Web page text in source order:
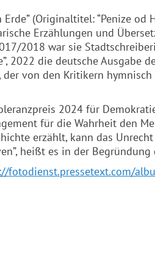
(Originaltitel: “Penize od
Erzählungen und
2018 war sie
2022 die deutsche Ausgabe
der von den Kritikern
2024 für
für die Wahrheit den
erzählt, kann das
heißt es in der Begründung
fotodienst.pressetext.com/